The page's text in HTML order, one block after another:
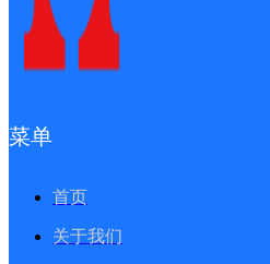
菜单
首页
关于我们